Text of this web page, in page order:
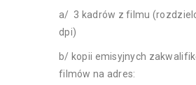
a/ 3 kadrów z filmu
dpi)
b/ kopii emisyjnych
filmów na adres: